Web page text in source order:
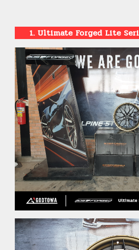
1. Ultimate Forged Lite